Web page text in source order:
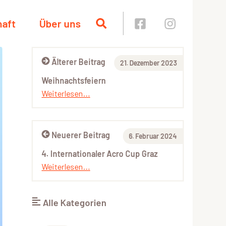
Über uns
Älterer Beitrag 21. Dezember 2023
Weihnachtsfeiern
Weiterlesen...
Neuerer Beitrag 6. Februar 2024
4. Internationaler Acro Cup Graz
Weiterlesen...
Alle Kategorien